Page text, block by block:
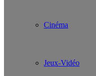
Cinéma
Jeux-Vidéo